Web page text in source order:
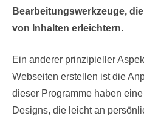
Bearbeitungswerkzeuge,
von Inhalten erleichtern.
Ein anderer prinzipieller
Webseiten erstellen ist die
dieser Programme haben
Designs, die leicht an